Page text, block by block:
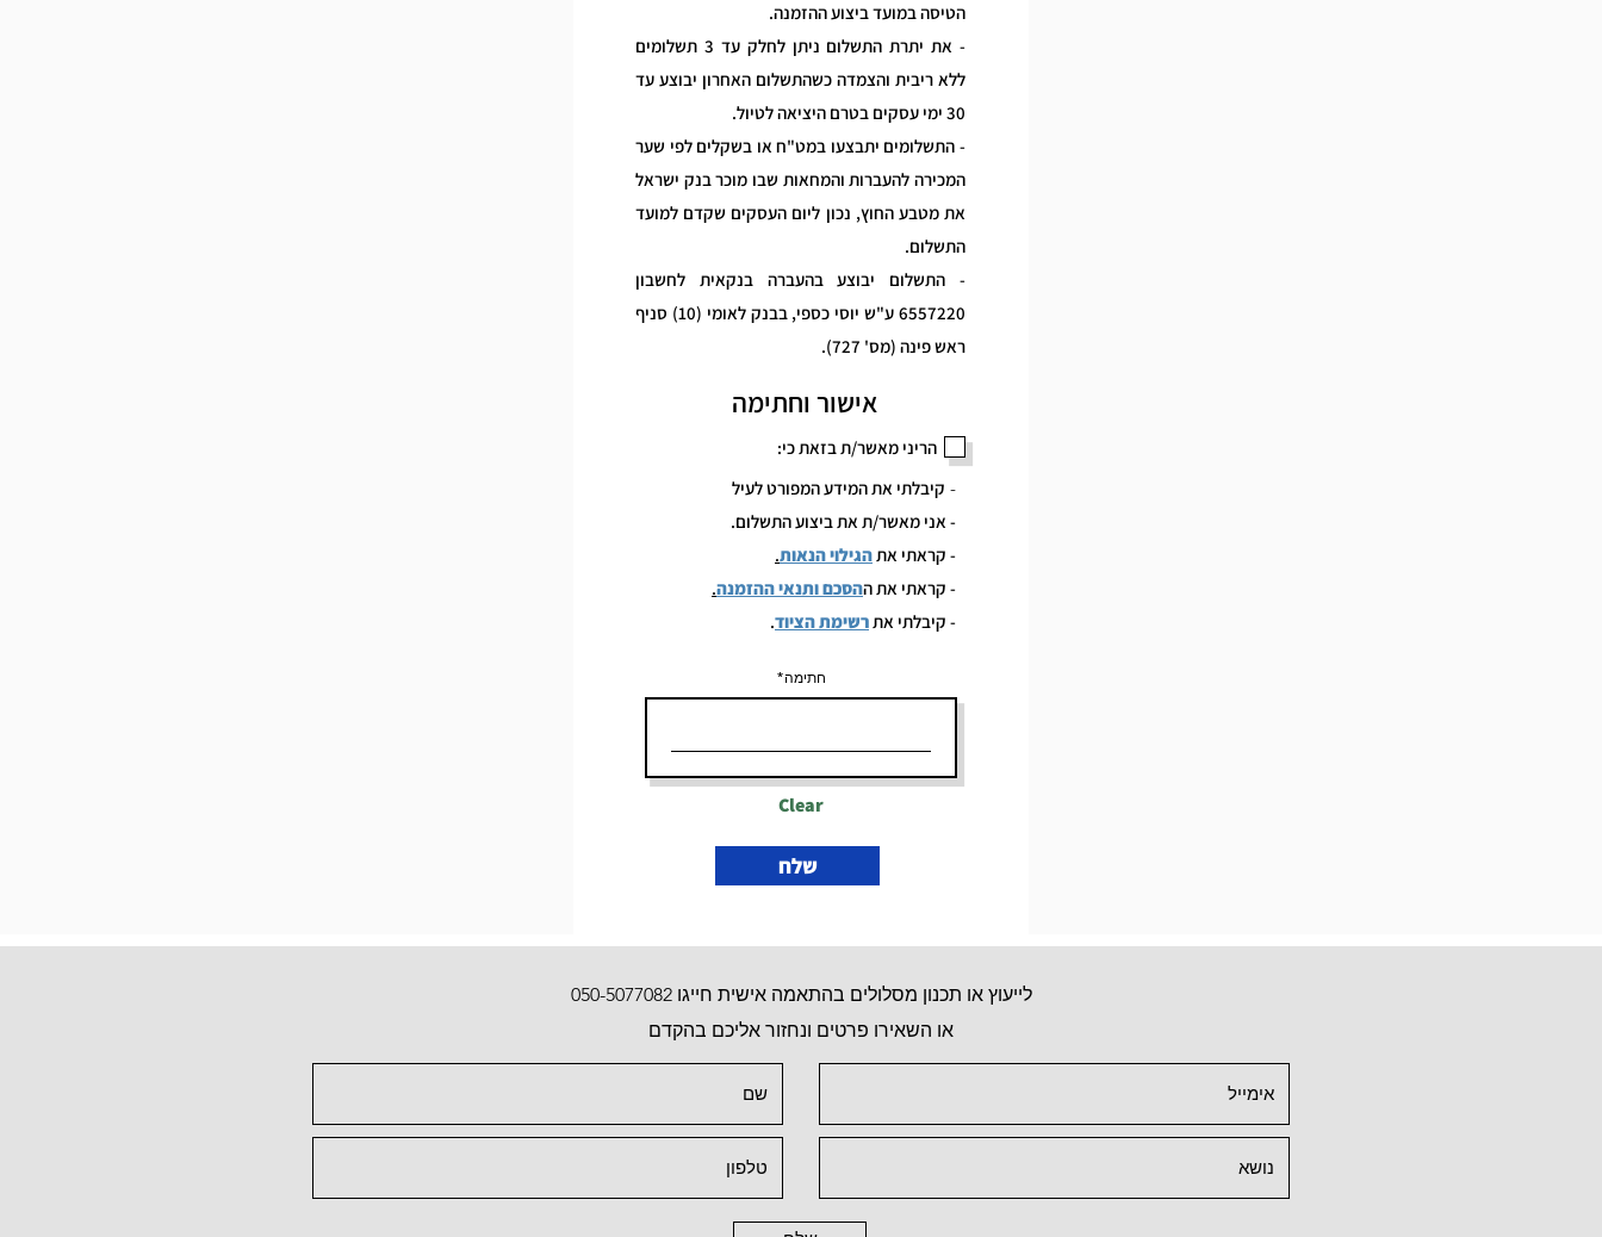
הטיסה במועד ביצוע ההזמנה.
- את יתרת התשלום ניתן לחלק עד 3 תשלומים
ללא ריבית והצמדה כשהתשלום האחרון יבוצע עד
30 ימי עסקים בטרם היציאה לטיול.
- התשלומים יתבצעו במט"ח או בשקלים לפי שער
המכירה להעברות והמחאות שבו מוכר בנק ישראל
את מטבע החוץ, נכון ליום העסקים שקדם למועד
התשלום.
- התשלום יבוצע בהעברה בנקאית לחשבון
6557220 ע"ש יוסי כספי, בבנק לאומי (10) סניף
ראש פינה (מס' 727).
אישור וחתימה
הריני מאשר/ת בזאת כי:
- קיבלתי את המידע המפורט לעיל
- אני מאשר/ת את ביצוע התשלום.
- קראתי אתהגילוי הנאות.
- קראתי את ההסכם ותנאי ההזמנה.
- קיבלתי אתרשימת הציוד.
חתימה
Clear
שלח
לייעוץ או תכנון מסלולים בהתאמה אישית חייגו 050-5077082
או השאירו פרטים ונחזור אליכם בהקדם